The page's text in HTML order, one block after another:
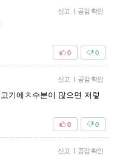
신고 | 공감 확인
0
0
신고 | 공감 확인
기에ㅊ수분이 많으면 저렇
0
0
신고 | 공감 확인